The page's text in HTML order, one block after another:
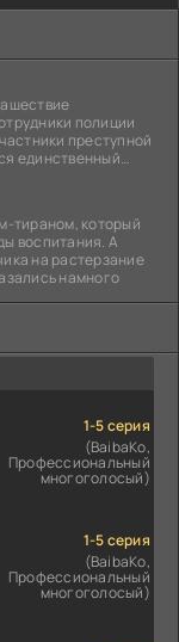
полиции
преступной
единственный
тираном, который
воспитания. А
на растерзание
намного
1-5 серия
(BaibaKo,
Профессиональный
многоголосый)
1-5 серия
(BaibaKo,
Профессиональный
многоголосый)